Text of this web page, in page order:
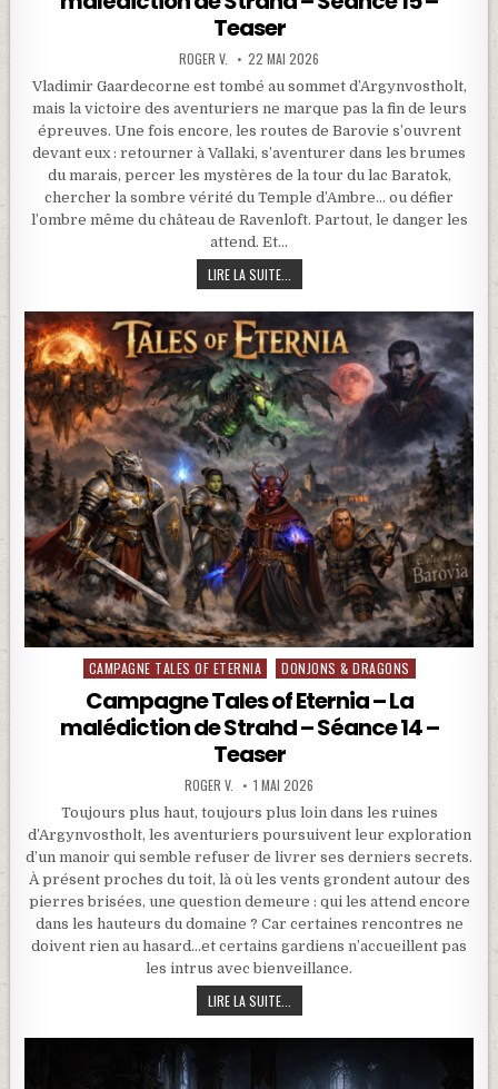
Teaser
ROGER V. 22 MAI 2026
Vladimir Gaardecorne est tombé au sommet d’Argynvostholt,
mais la victoire des aventuriers ne marque pas la fin de leurs
épreuves. Une fois encore, les routes de Barovie s’ouvrent
devant eux : retourner à Vallaki, s’aventurer dans les brumes
du marais, percer les mystères de la tour du lac Baratok,
chercher la sombre vérité du Temple d’Ambre… ou défier
l’ombre même du château de Ravenloft. Partout, le danger les
attend. Et…
LIRE LA SUITE...
Posted in
CAMPAGNE TALES OF ETERNIA DONJONS & DRAGONS
Campagne Tales of Eternia – La
malédiction de Strahd – Séance 14 –
Teaser
ROGER V. 1 MAI 2026
Toujours plus haut, toujours plus loin dans les ruines
d’Argynvostholt, les aventuriers poursuivent leur exploration
d’un manoir qui semble refuser de livrer ses derniers secrets.
À présent proches du toit, là où les vents grondent autour des
pierres brisées, une question demeure : qui les attend encore
dans les hauteurs du domaine ? Car certaines rencontres ne
doivent rien au hasard…et certains gardiens n’accueillent pas
les intrus avec bienveillance.
LIRE LA SUITE...